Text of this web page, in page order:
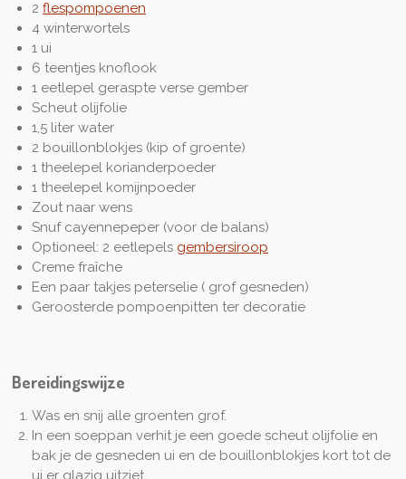
2 flespompoenen
4 winterwortels
1 ui
6 teentjes knoflook
1 eetlepel geraspte verse gember
Scheut olijfolie
1,5 liter water
2 bouillonblokjes (kip of groente)
1 theelepel korianderpoeder
1 theelepel komijnpoeder
Zout naar wens
Snuf cayennepeper (voor de balans)
Optioneel: 2 eetlepels gembersiroop
Creme fraîche
Een paar takjes peterselie ( grof gesneden)
Geroosterde pompoenpitten ter decoratie
Bereidingswijze
Was en snij alle groenten grof.
In een soeppan verhit je een goede scheut olijfolie en
bak je de gesneden ui en de bouillonblokjes kort tot de
ui er glazig uitziet.